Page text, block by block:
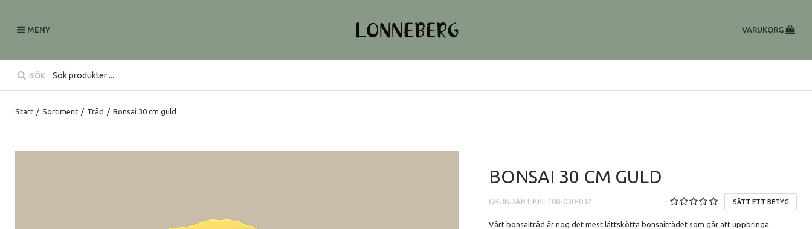
MENY VARUKORG
SÖK
Start / Sortiment / Träd / Bonsai 30 cm guld
BONSAI 30 CM GULD
GRUNDARTIKEL 108-030-032 SÄTT ETT BETYG
Vårt bonsaiträd är nog det mest lättskötta bonsaiträdet som går att uppbringa.